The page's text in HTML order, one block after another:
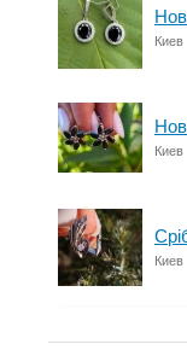
Киев
Киев
Киев